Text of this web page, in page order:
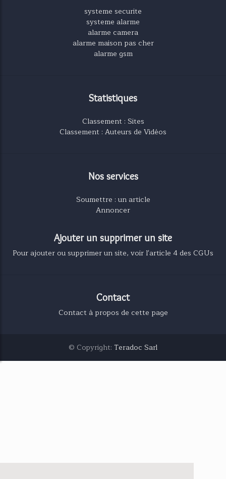
systeme securite
systeme alarme
alarme camera
alarme maison pas cher
alarme gsm
Statistiques
Classement : Sites
Classement : Auteurs de Vidéos
Nos services
Soumettre : un article
Annoncer
Ajouter un supprimer un site
Pour ajouter ou supprimer un site, voir l'article 4 des CGUs
Contact
Contact à propos de cette page
© Copyright: Teradoc Sarl